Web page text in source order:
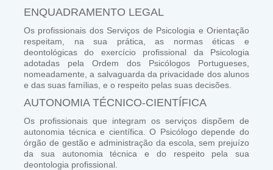
ENQUADRAMENTO LEGAL
Os profissionais dos Serviços de Psicologia e Orientação
respeitam, na sua prática, as normas éticas e
deontológicas do exercício profissional da Psicologia
adotadas pela Ordem dos Psicólogos Portugueses,
nomeadamente, a salvaguarda da privacidade dos alunos
e das suas famílias, e o respeito pelas suas decisões.
AUTONOMIA TÉCNICO-CIENTÍFICA
Os profissionais que integram os serviços dispõem de
autonomia técnica e científica. O Psicólogo depende do
órgão de gestão e administração da escola, sem prejuízo
da sua autonomia técnica e do respeito pela sua
deontologia profissional.